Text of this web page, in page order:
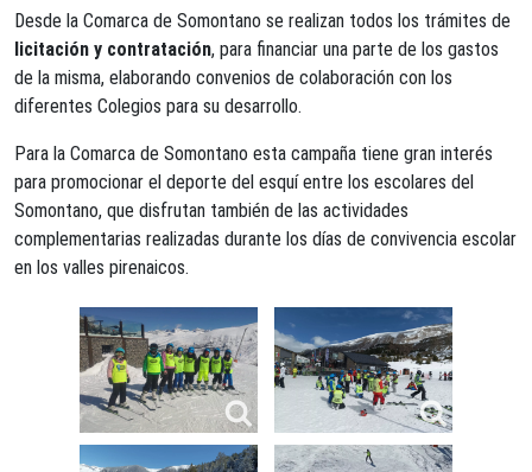
Desde la Comarca de Somontano se realizan todos los trámites de
licitación y contratación, para financiar una parte de los gastos
de la misma, elaborando convenios de colaboración con los
diferentes Colegios para su desarrollo.
Para la Comarca de Somontano esta campaña tiene gran interés
para promocionar el deporte del esquí entre los escolares del
Somontano, que disfrutan también de las actividades
complementarias realizadas durante los días de convivencia escolar
en los valles pirenaicos.